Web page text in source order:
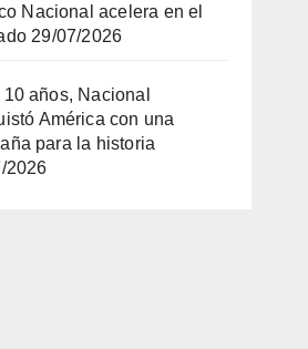
Nacional acelera en el
29/07/2026
10 años, Nacional
América con una
para la historia
2026